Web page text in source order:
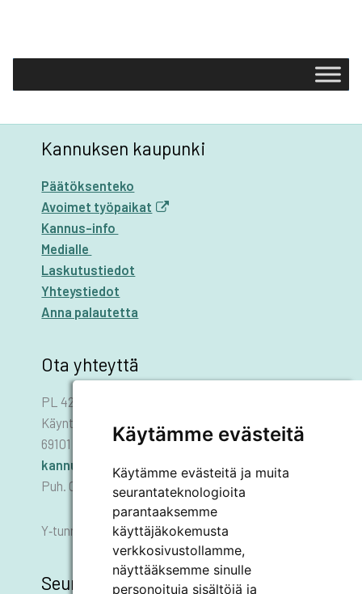
Käytämme evästeitä
Käytämme evästeitä ja muita
seurantateknologioita
parantaaksemme
käyttäjäkokemusta
verkkosivustollamme,
näyttääksemme sinulle
personoituja sisältöjä ja
Kannuksen kaupunki
Päätöksenteko
Avoimet työpaikat
Kannus-info
Medialle
Laskutustiedot
Yhteystiedot
Anna palautetta
Ota yhteyttä
PL 42
Käyntiosoite: Asematie 1
69101 KANNUS
kannus.kaupunki@kannus.ﬁ
Puh. 06 8745 111
Y‑tunnus 0178455–6
Seuraa meitä